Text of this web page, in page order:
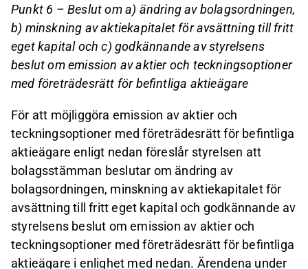
Punkt 6 – Beslut om a) ändring av bolagsordningen,
b) minskning av aktiekapitalet för avsättning till fritt
eget kapital och c) godkännande av styrelsens
beslut om emission av aktier och teckningsoptioner
med företrädesrätt för befintliga aktieägare
För att möjliggöra emission av aktier och
teckningsoptioner med företrädesrätt för befintliga
aktieägare enligt nedan föreslår styrelsen att
bolagsstämman beslutar om ändring av
bolagsordningen, minskning av aktiekapitalet för
avsättning till fritt eget kapital och godkännande av
styrelsens beslut om emission av aktier och
teckningsoptioner med företrädesrätt för befintliga
aktieägare i enlighet med nedan. Ärendena under